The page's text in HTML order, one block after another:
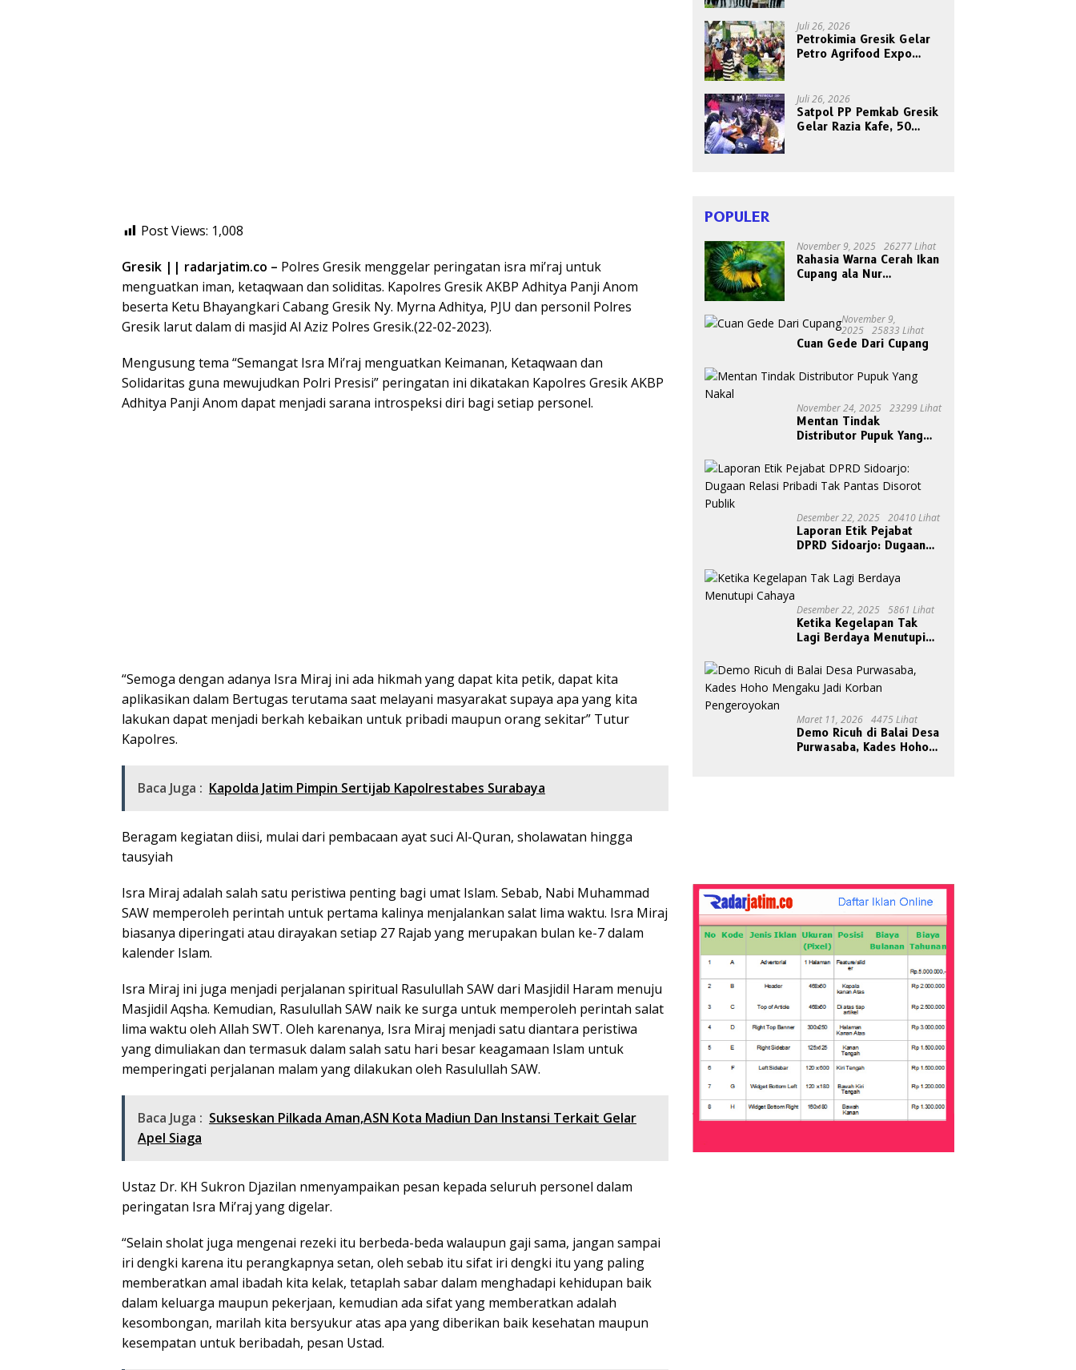
Post Views: 1,008
Gresik || radarjatim.co – Polres Gresik menggelar peringatan isra mi’raj untuk
menguatkan iman, ketaqwaan dan soliditas. Kapolres Gresik AKBP Adhitya Panji Anom
beserta Ketu Bhayangkari Cabang Gresik Ny. Myrna Adhitya, PJU dan personil Polres
Gresik larut dalam di masjid Al Aziz Polres Gresik.(22-02-2023).
Mengusung tema “Semangat Isra Mi’raj menguatkan Keimanan, Ketaqwaan dan
Solidaritas guna mewujudkan Polri Presisi” peringatan ini dikatakan Kapolres Gresik AKBP
Adhitya Panji Anom dapat menjadi sarana introspeksi diri bagi setiap personel.
“Semoga dengan adanya Isra Miraj ini ada hikmah yang dapat kita petik, dapat kita
aplikasikan dalam Bertugas terutama saat melayani masyarakat supaya apa yang kita
lakukan dapat menjadi berkah kebaikan untuk pribadi maupun orang sekitar” Tutur
Kapolres.
Baca Juga : Kapolda Jatim Pimpin Sertijab Kapolrestabes Surabaya
Beragam kegiatan diisi, mulai dari pembacaan ayat suci Al-Quran, sholawatan hingga
tausyiah
Isra Miraj adalah salah satu peristiwa penting bagi umat Islam. Sebab, Nabi Muhammad
SAW memperoleh perintah untuk pertama kalinya menjalankan salat lima waktu. Isra Miraj
biasanya diperingati atau dirayakan setiap 27 Rajab yang merupakan bulan ke-7 dalam
kalender Islam.
Isra Miraj ini juga menjadi perjalanan spiritual Rasulullah SAW dari Masjidil Haram menuju
Masjidil Aqsha. Kemudian, Rasulullah SAW naik ke surga untuk memperoleh perintah salat
lima waktu oleh Allah SWT. Oleh karenanya, Isra Miraj menjadi satu diantara peristiwa
yang dimuliakan dan termasuk dalam salah satu hari besar keagamaan Islam untuk
memperingati perjalanan malam yang dilakukan oleh Rasulullah SAW.
Baca Juga : Sukseskan Pilkada Aman,ASN Kota Madiun Dan Instansi Terkait Gelar
Apel Siaga
Ustaz Dr. KH Sukron Djazilan nmenyampaikan pesan kepada seluruh personel dalam
peringatan Isra Mi’raj yang digelar.
“Selain sholat juga mengenai rezeki itu berbeda-beda walaupun gaji sama, jangan sampai
iri dengki karena itu perangkapnya setan, oleh sebab itu sifat iri dengki itu yang paling
memberatkan amal ibadah kita kelak, tetaplah sabar dalam menghadapi kehidupan baik
dalam keluarga maupun pekerjaan, kemudian ada sifat yang memberatkan adalah
kesombongan, marilah kita bersyukur atas apa yang diberikan baik kesehatan maupun
kesempatan untuk beribadah, pesan Ustad.
Juli 26, 2026
Petrokimia Gresik Gelar
Petro Agrifood Expo
Sayuran
Juli 26, 2026
Satpol PP Pemkab Gresik
Gelar Razia Kafe, 50
POPULER
November 9, 2025 26277 Lihat
Rahasia Warna Cerah Ikan
Cupang ala Nur
November 9,
2025
25833 Lihat
Cuan Gede Dari Cupang
November 24, 2025 23299 Lihat
Mentan Tindak
Distributor Pupuk Yang
Desember 22, 2025 20410 Lihat
Laporan Etik Pejabat
DPRD Sidoarjo: Dugaan
Disorot Publik
Desember 22, 2025 5861 Lihat
Ketika Kegelapan Tak
Lagi Berdaya Menutupi
Maret 11, 2026 4475 Lihat
Demo Ricuh di Balai Desa
Purwasaba, Kades Hoho